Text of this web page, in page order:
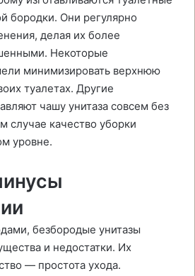
бородки. Они регулярно
делая их более
Некоторые
минимизировать верхнюю
туалетах. Другие
чашу унитаза совсем без
случае качество уборки
уровне.
безбородые унитазы
и недостатки. Их
— простота ухода.